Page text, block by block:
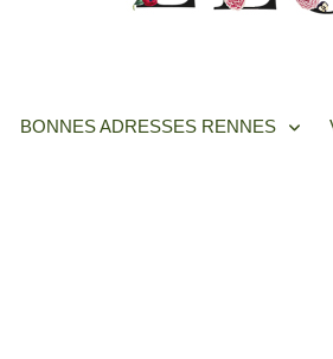
BONNES ADRESSES RENNES